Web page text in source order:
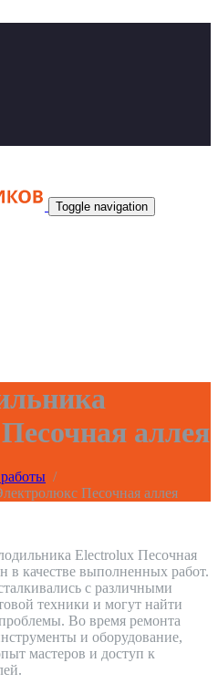
Toggle navigation
аллея
/
Песочная аллея
Electrolux Песочная
в качестве выполненных работ.
с различными
техники и могут найти
Во время ремонта
и оборудование,
мастеров и доступ к